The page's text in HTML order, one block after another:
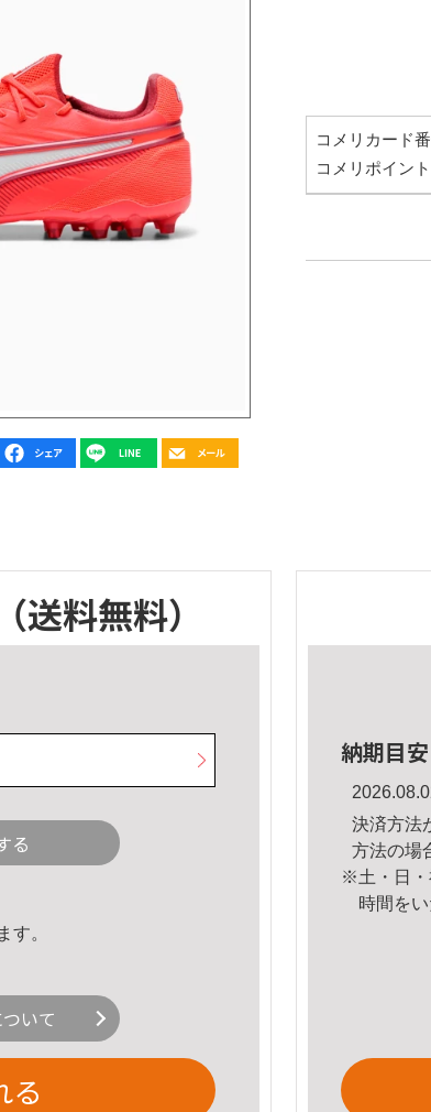
コメリカード
コメリポイント
（送料無料）
る
す。
いて
る
納期目安
決済方法
方法の場
※土・日・
時間を